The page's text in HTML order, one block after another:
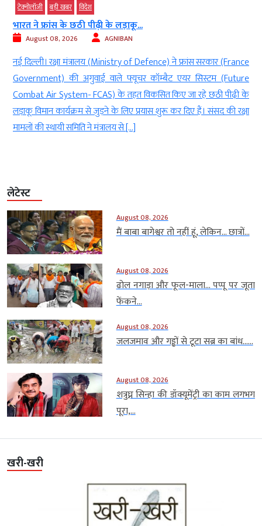
टेक्‍नोलॉजी बड़ी खबर विदेश
भारत ने फ्रांस के छठी पीढ़ी के लड़ाकू...
August 08, 2026 AGNIBAN
नई दिल्ली। रक्षा मंत्रालय (Ministry of Defence) ने फ्रांस सरकार (France
Government) की अगुवाई वाले फ्यूचर कॉम्बैट एयर सिस्टम (Future
Combat Air System- FCAS) के तहत विकसित किए जा रहे छठी पीढ़ी के
लड़ाकू विमान कार्यक्रम से जुड़ने के लिए प्रयास शुरू कर दिए हैं। संसद की रक्षा
मामलों की स्थायी समिति ने मंत्रालय से […]
लेटेस्ट
August 08, 2026
मैं बाबा बागेश्वर तो नहीं हूं, लेकिन… छात्रों...
August 08, 2026
ढोल नगाड़ा और फूल-माला… पप्पू पर जूता
फेंकने...
August 08, 2026
जलजमाव और गड्ढों से टूटा सब्र का बांध…...
August 08, 2026
शत्रुघ्न सिन्हा की डॉक्यूमेंट्री का काम लगभग
पूरा,...
खरी-खरी